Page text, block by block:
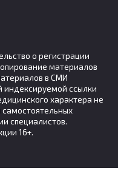
о регистрации
материалов
в СМИ
индексируемой ссылки
характера не
специалистов.
16+.